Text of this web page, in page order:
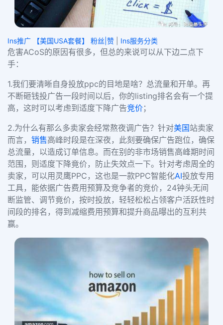
Ins推广 【美国USA套餐】 粉丝|赞 Ins服务分类
危害ACoS的原因有很多，但总的来说可以从下边二点下
手：
1.我们要清晰自身投放ppc的目地是啥？总流量和开单。再
不断砸钱投广告一段时间以后，你的listing排名会有一个提
高，这时可以考虑到适度下降广告竞价；
2.为什么有那么多卖家会经常熬夜调广告？针对美国站卖家
而言， 销售高峰时段是在深夜，此刻要确保广告跑位，确保
总流量，以造成订单信息。而在别的非市场销售高峰期时间
范围，则适度下降竟价，防止失效点一下。针对考虑周全的
卖家，可以用灵鹰PPC ，这也是一款PPC智能化AI投放专用
工具，能依据广告费用预算及竞争者的竞价， 24钟头无间
断监管、调节竟价，按时投放，轻轻松松占领客户活跃性时
间段的排名，得到减缩费用预算和提升商品曝出的互利共
赢。